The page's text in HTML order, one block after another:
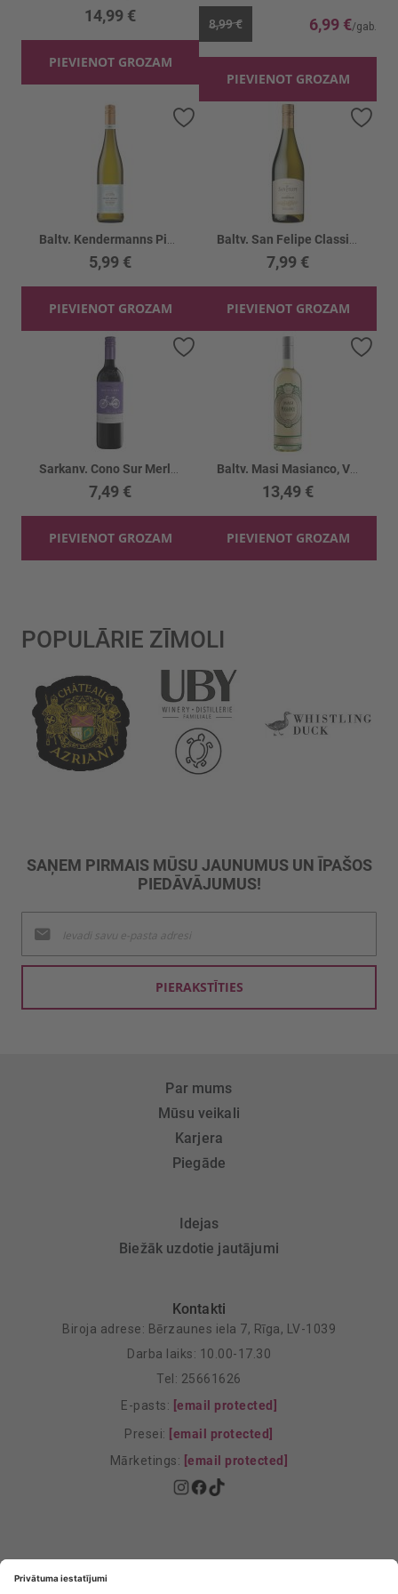
14,99 €
PIEVIENOT GROZAM
8,99 € 6,99 €
PIEVIENOT GROZAM
5,99 €
PIEVIENOT GROZAM
Pievienot vēlmju sarakstam
7,99 €
PIEVIENOT GROZAM
7,49 €
PIEVIENOT GROZAM
13,49 €
PIEVIENOT GROZAM
POPULĀRIE ZĪMOLI
SAŅEM PIRMAIS MŪSU JAUNUMUS UN ĪPAŠOS
PIEDĀVĀJUMUS!
jaunumu
saņemšanai:
PIERAKSTĪTIES
Par mums
Mūsu veikali
Karjera
Piegāde
Idejas
Biežāk uzdotie jautājumi
Kontakti
Biroja adrese: Bērzaunes iela 7, Rīga, LV-1039
Darba laiks: 10.00-17.30
Tel: 25661626
E-pasts: [email protected]
Presei: [email protected]
Mārketings: [email protected]